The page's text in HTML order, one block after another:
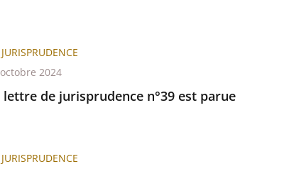
lettre de jurisprudence n°39 est parue
JURISPRUDENCE
2024
JURISPRUDENCE